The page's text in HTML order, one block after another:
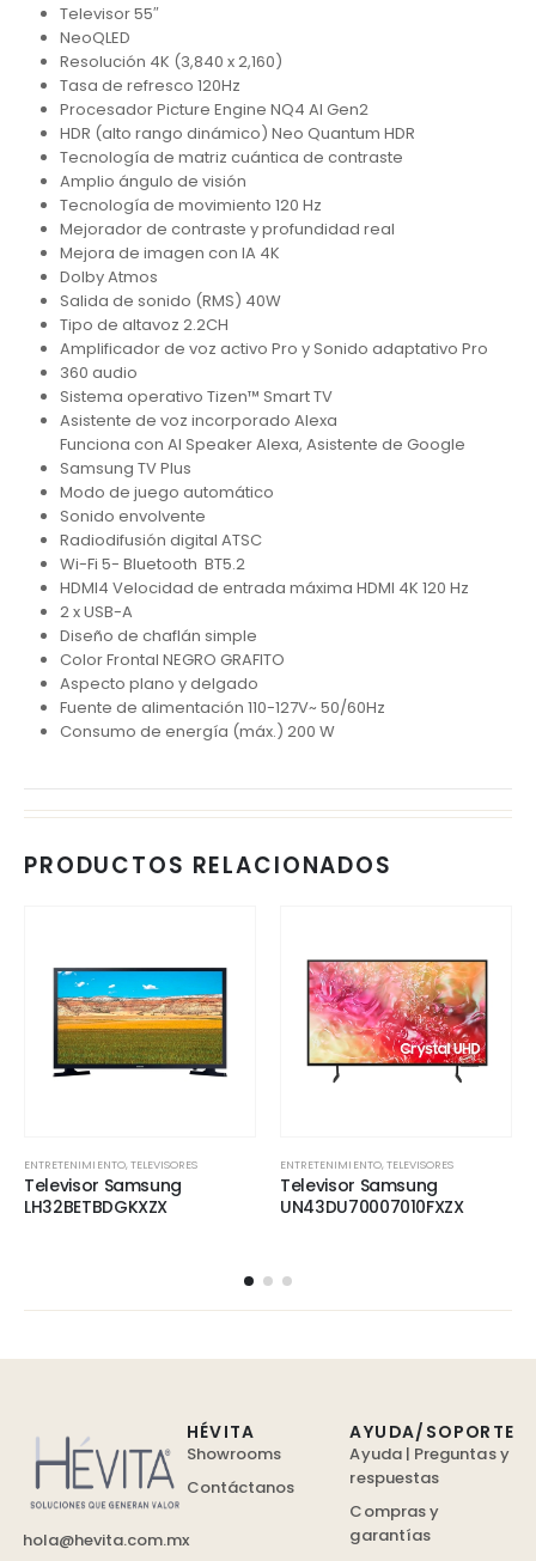
Televisor 55″
NeoQLED
Resolución 4K (3,840 x 2,160)
Tasa de refresco 120Hz
Procesador Picture Engine NQ4 AI Gen2
HDR (alto rango dinámico) Neo Quantum HDR
Tecnología de matriz cuántica de contraste
Amplio ángulo de visión
Tecnología de movimiento 120 Hz
Mejorador de contraste y profundidad real
Mejora de imagen con IA 4K
Dolby Atmos
Salida de sonido (RMS) 40W
Tipo de altavoz 2.2CH
Amplificador de voz activo Pro y Sonido adaptativo Pro
360 audio
Sistema operativo Tizen™ Smart TV
Asistente de voz incorporado Alexa
Funciona con AI Speaker Alexa, Asistente de Google
Samsung TV Plus
Modo de juego automático
Sonido envolvente
Radiodifusión digital ATSC
Wi-Fi 5- Bluetooth BT5.2
HDMI4 Velocidad de entrada máxima HDMI 4K 120 Hz
2 x USB-A
Diseño de chaflán simple
Color Frontal NEGRO GRAFITO
Aspecto plano y delgado
Fuente de alimentación 110-127V~ 50/60Hz
Consumo de energía (máx.) 200 W
PRODUCTOS RELACIONADOS
ENTRETENIMIENTO,TELEVISORES
Televisor Samsung
LH32BETBDGKXZX
ENTRETENIMIENTO,TELEVISORES
Televisor Samsung
UN43DU70007010FXZX
hola@hevita.com.mx
HÉVITA
Showrooms
Contáctanos
AYUDA/SOPORTE
Ayuda | Preguntas y
respuestas
Compras y
garantías